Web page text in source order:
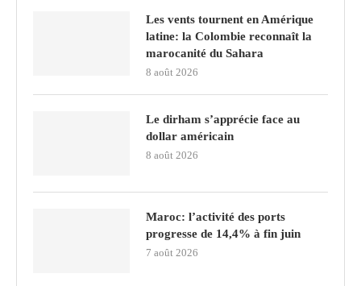
Les vents tournent en Amérique
latine: la Colombie reconnaît la
marocanité du Sahara
8 août 2026
Le dirham s’apprécie face au
dollar américain
8 août 2026
Maroc: l’activité des ports
progresse de 14,4% à fin juin
7 août 2026